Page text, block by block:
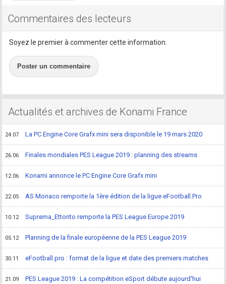
Commentaires des lecteurs
Soyez le premier à commenter cette information.
Poster un commentaire
Actualités et archives de Konami France
24.07 La PC Engine Core Grafx mini sera disponible le 19 mars 2020
26.06 Finales mondiales PES League 2019 : planning des streams
12.06 Konami annonce le PC Engine Core Grafx mini
22.05 AS Monaco remporte la 1ère édition de la ligue eFootball.Pro
10.12 Suprema_Ettorito remporte la PES League Europe 2019
05.12 Planning de la finale européenne de la PES League 2019
30.11 eFootball.pro : format de la ligue et date des premiers matches
21.09 PES League 2019 : La compétition eSport débute aujourd'hui